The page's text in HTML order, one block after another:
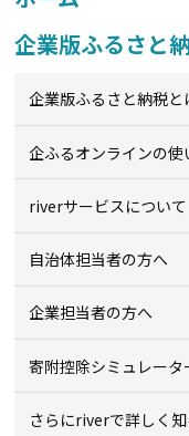
企業版ふるさと
企業版ふるさと納税と
企ふるオンラインの使
riverサービスについて
自治体担当者の方へ
企業担当者の方へ
寄附控除シミュレータ
さらにriverで詳しく知